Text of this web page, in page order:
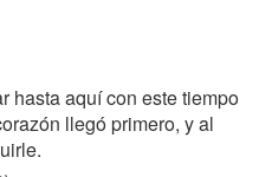
hasta aquí con este tiempo
llegó primero, y al